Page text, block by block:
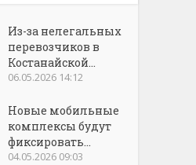
Из-за нелегальных
перевозчиков в
Костанайской...
06.05.2026 14:12
Новые мобильные
комплексы будут
фиксировать...
04.05.2026 09:03